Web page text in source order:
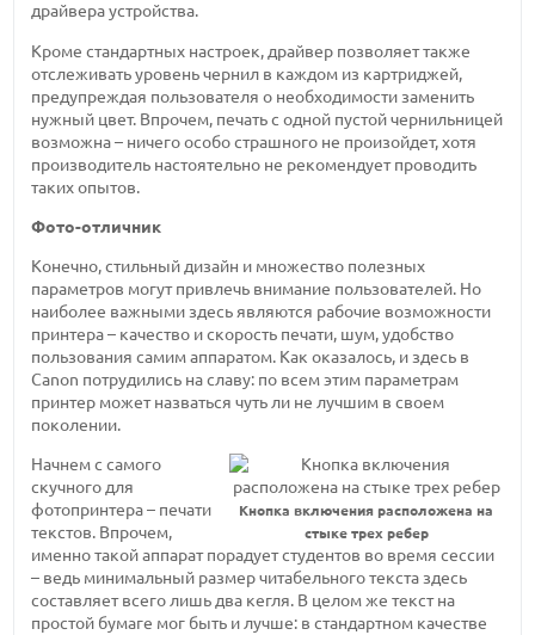
драйвера устройства.
Кроме стандартных настроек, драйвер позволяет также
отслеживать уровень чернил в каждом из картриджей,
предупреждая пользователя о необходимости заменить
нужный цвет. Впрочем, печать с одной пустой чернильницей
возможна – ничего особо страшного не произойдет, хотя
производитель настоятельно не рекомендует проводить
таких опытов.
Фото-отличник
Конечно, стильный дизайн и множество полезных
параметров могут привлечь внимание пользователей. Но
наиболее важными здесь являются рабочие возможности
принтера – качество и скорость печати, шум, удобство
пользования самим аппаратом. Как оказалось, и здесь в
Canon потрудились на славу: по всем этим параметрам
принтер может назваться чуть ли не лучшим в своем
поколении.
Кнопка включения расположена на
стыке трех ребер
Начнем с самого
скучного для
фотопринтера – печати
текстов. Впрочем,
именно такой аппарат порадует студентов во время сессии
– ведь минимальный размер читабельного текста здесь
составляет всего лишь два кегля. В целом же текст на
простой бумаге мог быть и лучше: в стандартном качестве